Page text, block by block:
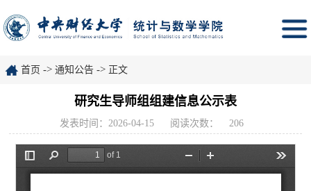
首页 -> 通知公告 -> 正文
研究生导师组组建信息公示表
发表时间：2026-04-15 阅读次数： 206